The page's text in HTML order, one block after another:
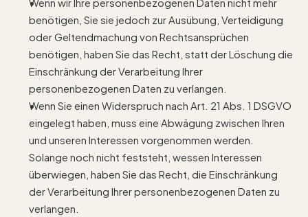
benötigen, Sie sie jedoch zur Ausübung, Verteidigung
oder Geltendmachung von Rechtsansprüchen
benötigen, haben Sie das Recht, statt der Löschung die
Einschränkung der Verarbeitung Ihrer
personenbezogenen Daten zu verlangen.
Wenn Sie einen Widerspruch nach Art. 21 Abs. 1 DSGVO
eingelegt haben, muss eine Abwägung zwischen Ihren
und unseren Interessen vorgenommen werden.
Solange noch nicht feststeht, wessen Interessen
überwiegen, haben Sie das Recht, die Einschränkung
der Verarbeitung Ihrer personenbezogenen Daten zu
verlangen.